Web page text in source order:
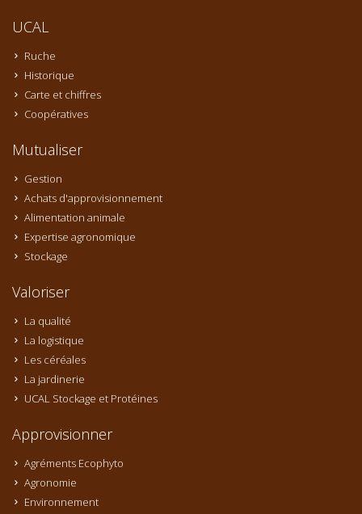
UCAL
Ruche
Historique
Carte et chiffres
Coopératives
Mutualiser
Gestion
Achats d'approvisionnement
Alimentation animale
Expertise agronomique
Stockage
Valoriser
La qualité
La logistique
Les céréales
La jardinerie
UCAL Stockage et Protéines
Approvisionner
Agréments Ecophyto
Agronomie
Environnement